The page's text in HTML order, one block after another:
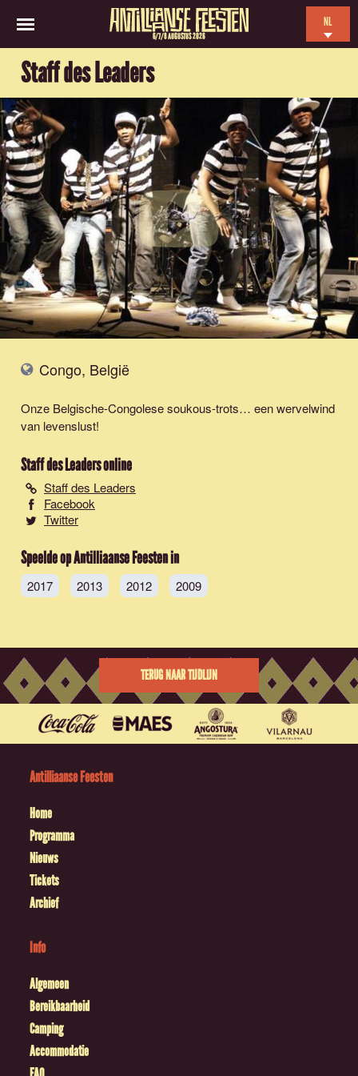
6/7/8 AUGUSTUS 2026
NL
FR
Staff des Leaders
Congo, België
Onze Belgische-Congolese soukous-trots… een wervelwind
van levenslust!
Staff des Leadersonline
Staff des Leaders
Facebook
Twitter
Speelde op Antilliaanse Feesten in
2017 2013 2012 2009
TERUG NAAR TIJDLIJN
Antilliaanse Feesten
Home
Programma
Nieuws
Tickets
Archief
Info
Algemeen
Bereikbaarheid
Camping
Accommodatie